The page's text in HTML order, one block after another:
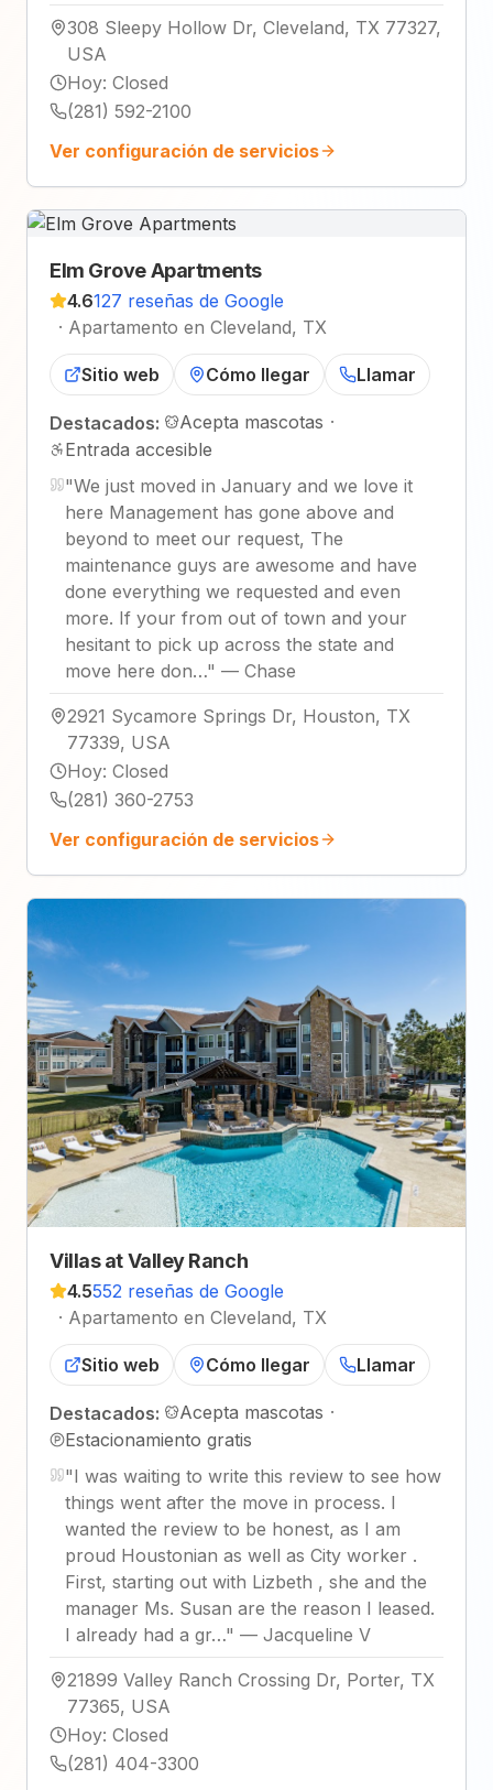
308 Sleepy Hollow Dr, Cleveland, TX 77327,
USA
Hoy: Closed
(281) 592-2100
Ver configuración de servicios
Elm Grove Apartments
4.6127 reseñas de Google
· Apartamento en Cleveland, TX
Sitio web Cómo llegar Llamar
Destacados: Acepta mascotas ·
Entrada accesible
"We just moved in January and we love it
here Management has gone above and
beyond to meet our request, The
maintenance guys are awesome and have
done everything we requested and even
more. If your from out of town and your
hesitant to pick up across the state and
move here don…" — Chase
2921 Sycamore Springs Dr, Houston, TX
77339, USA
Hoy: Closed
(281) 360-2753
Ver configuración de servicios
Villas at Valley Ranch
4.5552 reseñas de Google
· Apartamento en Cleveland, TX
Sitio web Cómo llegar Llamar
Destacados: Acepta mascotas ·
Estacionamiento gratis
"I was waiting to write this review to see how
things went after the move in process. I
wanted the review to be honest, as I am
proud Houstonian as well as City worker .
First, starting out with Lizbeth , she and the
manager Ms. Susan are the reason I leased.
I already had a gr…" — Jacqueline V
21899 Valley Ranch Crossing Dr, Porter, TX
77365, USA
Hoy: Closed
(281) 404-3300